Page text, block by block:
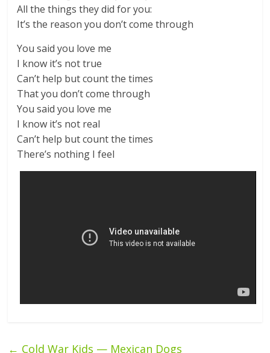
All the things they did for you:
It’s the reason you don’t come through
You said you love me
I know it’s not true
Can’t help but count the times
That you don’t come through
You said you love me
I know it’s not real
Can’t help but count the times
There’s nothing I feel
← Cold War Kids — Mexican Dogs